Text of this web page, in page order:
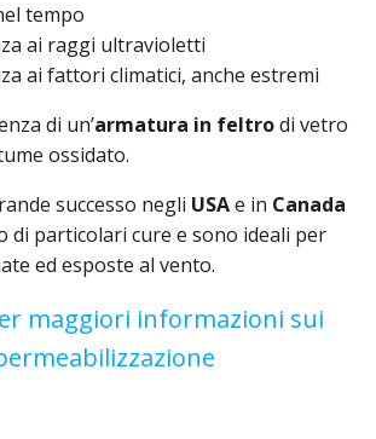
tempo
ai raggi ultravioletti
ai fattori climatici, anche estremi
di un’armatura in feltrodi vetro
ossidato.
successo negli USAe in Canada
di particolari cure e sono ideali per
ed esposte al vento.
maggiori informazioni sui